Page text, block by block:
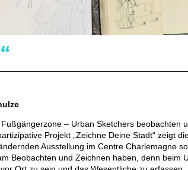
– Urban Sketchers beobachten
Projekt „Zeichne Deine Stadt“ zeigt
Ausstellung im Centre Charlemagne
Beobachten und Zeichnen haben, denn beim